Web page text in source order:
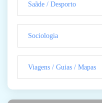
Saãde / Desporto
Sociologia
Viagens / Guias / Mapas